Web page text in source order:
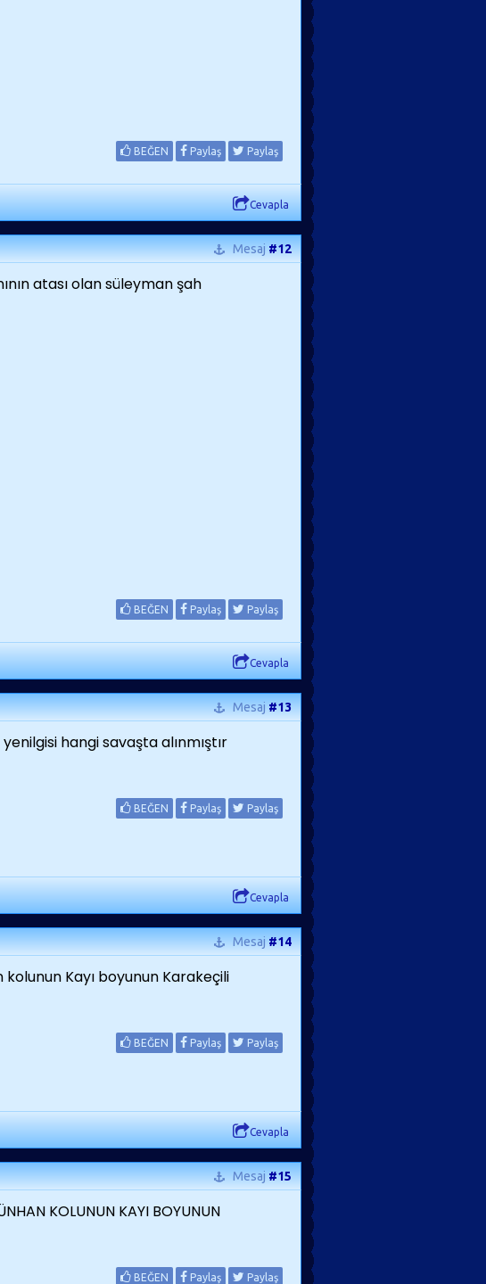
BEĞEN Paylaş Paylaş
Cevapla
Mesaj#12
atası olan süleyman şah
BEĞEN Paylaş Paylaş
Cevapla
Mesaj#13
hangi savaşta alınmıştır
BEĞEN Paylaş Paylaş
Cevapla
Mesaj#14
Kayı boyunun Karakeçili
BEĞEN Paylaş Paylaş
Cevapla
Mesaj#15
KOLUNUN KAYI BOYUNUN
BEĞEN Paylaş Paylaş